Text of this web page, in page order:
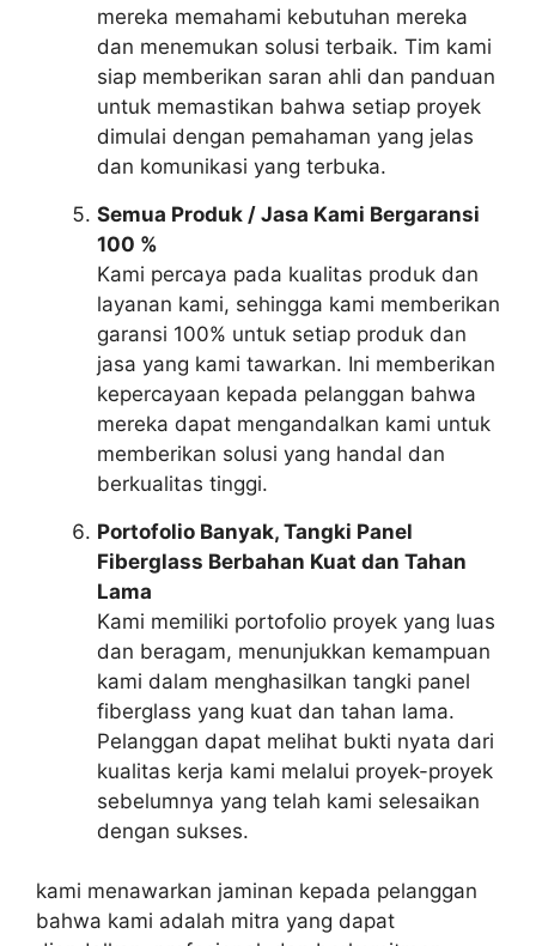
mereka memahami kebutuhan mereka
dan menemukan solusi terbaik. Tim kami
siap memberikan saran ahli dan panduan
untuk memastikan bahwa setiap proyek
dimulai dengan pemahaman yang jelas
dan komunikasi yang terbuka.
Semua Produk / Jasa Kami Bergaransi
100 %
Kami percaya pada kualitas produk dan
layanan kami, sehingga kami memberikan
garansi 100% untuk setiap produk dan
jasa yang kami tawarkan. Ini memberikan
kepercayaan kepada pelanggan bahwa
mereka dapat mengandalkan kami untuk
memberikan solusi yang handal dan
berkualitas tinggi.
Portofolio Banyak, Tangki Panel
Fiberglass Berbahan Kuat dan Tahan
Lama
Kami memiliki portofolio proyek yang luas
dan beragam, menunjukkan kemampuan
kami dalam menghasilkan tangki panel
fiberglass yang kuat dan tahan lama.
Pelanggan dapat melihat bukti nyata dari
kualitas kerja kami melalui proyek-proyek
sebelumnya yang telah kami selesaikan
dengan sukses.
kami menawarkan jaminan kepada pelanggan
bahwa kami adalah mitra yang dapat